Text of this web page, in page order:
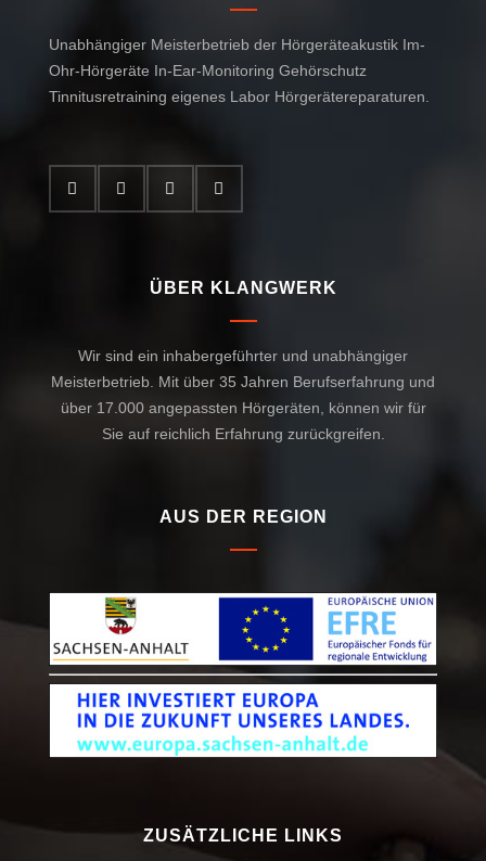
Unabhängiger Meisterbetrieb der Hörgeräteakustik Im-
Ohr-Hörgeräte In-Ear-Monitoring Gehörschutz
Tinnitusretraining eigenes Labor Hörgerätereparaturen.
ÜBER KLANGWERK
Wir sind ein inhabergeführter und unabhängiger
Meisterbetrieb. Mit über 35 Jahren Berufserfahrung und
über 17.000 angepassten Hörgeräten, können wir für
Sie auf reichlich Erfahrung zurückgreifen.
AUS DER REGION
ZUSÄTZLICHE LINKS